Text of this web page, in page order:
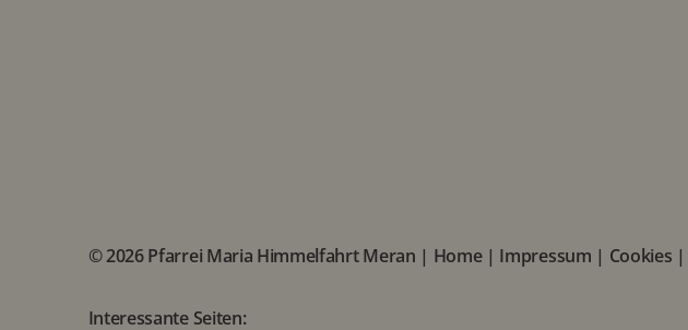
© 2026 Pfarrei Maria Himmelfahrt Meran | Home| Impressum | Cookies |
Interessante Seiten: